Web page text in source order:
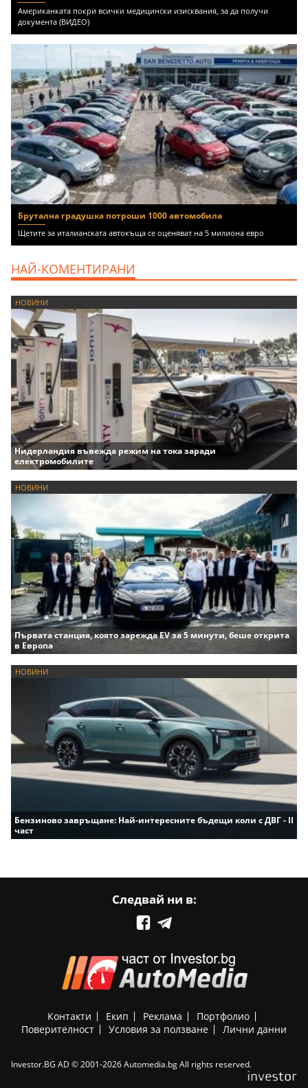
Американката покри всички медицински изисквания, за да получи
документа (ВИДЕО)
Брутална градушка потроши 1000 автомобила
Щетите за италианската автокъща се оценяват на 5 милиона евро
НАЙ-КОМЕНТИРАНИ
НОВИНИ
Нидерландия въвежда режим на тока заради
електромобилите
НОВИНИ
Първата станция, която зарежда EV за 5 минути, беше открита
в Европа
НОВИНИ
Бензиново завръщане: Най-интересните бъдещи коли с ДВГ - II
част
Следвай ни в:
Контакти Екип Реклама
Портфолио
Поверителност
Условия за ползване Лични данни
Investor.BG AD © 2001-2026 Automedia.bg All rights reserved.